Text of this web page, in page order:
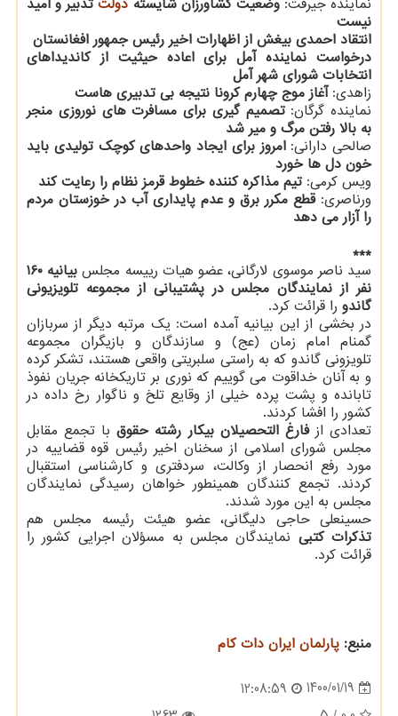
نماینده جیرفت:وضعیت کشاورزان شایسته دولتتدبیر و امید
نیست
انتقاد احمدی بیغش از اظهارات اخیر رئیس جمهور افغانستان
درخواست نماینده آمل برای اعاده حیثیت از کاندیداهای
انتخابات شورای شهر آمل
زاهدی:آغاز موج چهارم کرونا نتیجه بی تدبیری هاست
نماینده گرگان:تصمیم گیری برای مسافرت های نوروزی منجر
به بالا رفتن مرگ و میر شد
صالحی دارانی:امروز برای ایجاد واحدهای کوچک تولیدی باید
خون دل ها خورد
ویس کرمی: تیم مذاکره کننده خطوط قرمز نظام را رعایت کند
ورناصری:قطع مکرر برق و عدم پایداری آب در خوزستان مردم
را آزار می دهد
***
سید ناصر موسوی لارگانی، عضو هیات رییسه مجلس
بیانیه ۱۶۰
نفر از نمایندگان مجلس در پشتیبانی از مجموعه تلویزیونی
گاندو را قرائت کرد.
در بخشی از این بیانیه آمده است: یک مرتبه دیگر از سربازان
گمنام امام زمان (عج) و سازندگان و بازیگران مجموعه
تلویزونی گاندو که به راستی سلبریتی واقعی هستند، تشکر کرده
و به آنان خداقوت می گوییم که نوری بر تاریکخانه جریان نفوذ
تابانده و پشت پرده خیلی از وقایع تلخ و ناگوار رخ داده در
کشور را افشا کردند.
تعدادی از فارغ التحصیلان بیکار رشته حقوقبا تجمع مقابل
مجلس شورای اسلامی از سخنان اخیر رئیس قوه قضاییه در
مورد رفع انحصار از وکالت، سردفتری و کارشناسی استقبال
کردند. تجمع کنندگان همینطور خواهان رسیدگی نمایندگان
مجلس به این مورد شدند.
حسینعلی حاجی دلیگانی، عضو هیئت رئیسه مجلس هم
تذکرات کتبی نمایندگان مجلس به مسؤلان اجرایی کشور را
قرائت کرد.
منبع: پارلمان ایران دات كام
1400/01/19
12:08:59